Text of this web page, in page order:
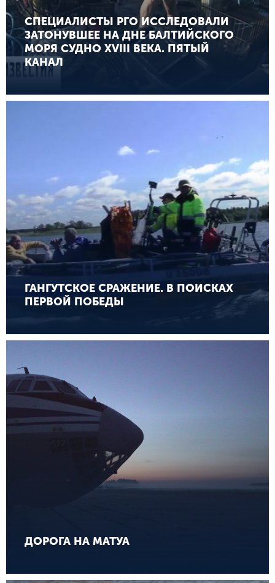
СПЕЦИАЛИСТЫ РГО ИССЛЕДОВАЛИ
ЗАТОНУВШЕЕ НА ДНЕ БАЛТИЙСКОГО
МОРЯ СУДНО XVIII ВЕКА. ПЯТЫЙ
КАНАЛ
ГАНГУТСКОЕ СРАЖЕНИЕ. В ПОИСКАХ
ПЕРВОЙ ПОБЕДЫ
ДОРОГА НА МАТУА